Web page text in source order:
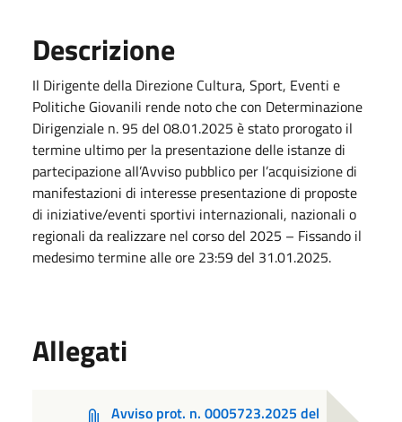
Descrizione
Il Dirigente della Direzione Cultura, Sport, Eventi e
Politiche Giovanili rende noto che con Determinazione
Dirigenziale n. 95 del 08.01.2025 è stato prorogato il
termine ultimo per la presentazione delle istanze di
partecipazione all’Avviso pubblico per l’acquisizione di
manifestazioni di interesse presentazione di proposte
di iniziative/eventi sportivi internazionali, nazionali o
regionali da realizzare nel corso del 2025 – Fissando il
medesimo termine alle ore 23:59 del 31.01.2025.
Allegati
Avviso prot. n. 0005723.2025 del